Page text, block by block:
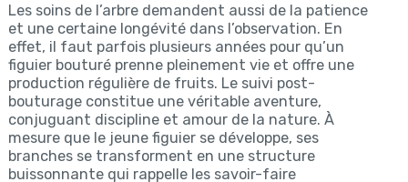
Les soins de l’arbre demandent aussi de la patience
et une certaine longévité dans l’observation. En
effet, il faut parfois plusieurs années pour qu’un
figuier bouturé prenne pleinement vie et offre une
production régulière de fruits. Le suivi post-
bouturage constitue une véritable aventure,
conjuguant discipline et amour de la nature. À
mesure que le jeune figuier se développe, ses
branches se transforment en une structure
buissonnante qui rappelle les savoir-faire